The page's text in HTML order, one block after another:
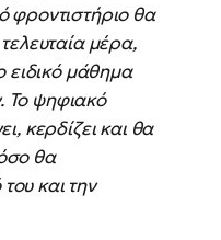
φροντιστήριο θα
μέρα,
ειδικό μάθημα
Το ψηφιακό
κερδίζει και θα
θα
και την